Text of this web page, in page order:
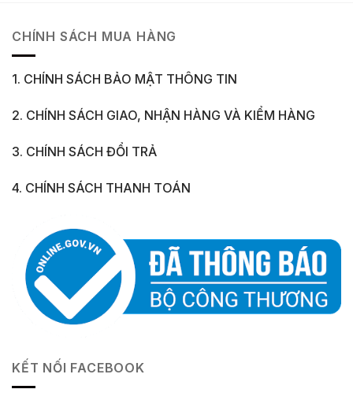
139.000 ₫.
là:
119.000 ₫.
CHÍNH SÁCH MUA HÀNG
1. CHÍNH SÁCH BẢO MẬT THÔNG TIN
2. CHÍNH SÁCH GIAO, NHẬN HÀNG VÀ KIỂM HÀNG
3. CHÍNH SÁCH ĐỔI TRẢ
4. CHÍNH SÁCH THANH TOÁN
KẾT NỐI FACEBOOK